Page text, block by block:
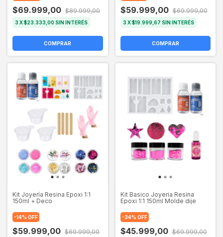
$69.999,00 $89.999,00
3X$23.333,00 SIN INTERÉS
$59.999,00 $69.999,00
3 X$19.999,67 SIN INTERÉS
Kit Joyería Resina Epoxi 1:1
150ml + Deco
-14% OFF
$59.999,00 $69.999,00
Kit Basico Joyeria Resina
Epoxi 1:1 150ml Molde dije
-34% OFF
$45.999,00 $69.999,00